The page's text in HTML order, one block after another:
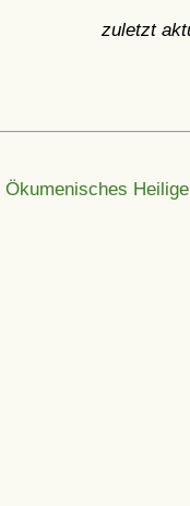
zuletzt
Ökumenisches